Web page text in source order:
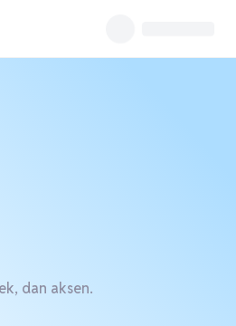
dan aksen.